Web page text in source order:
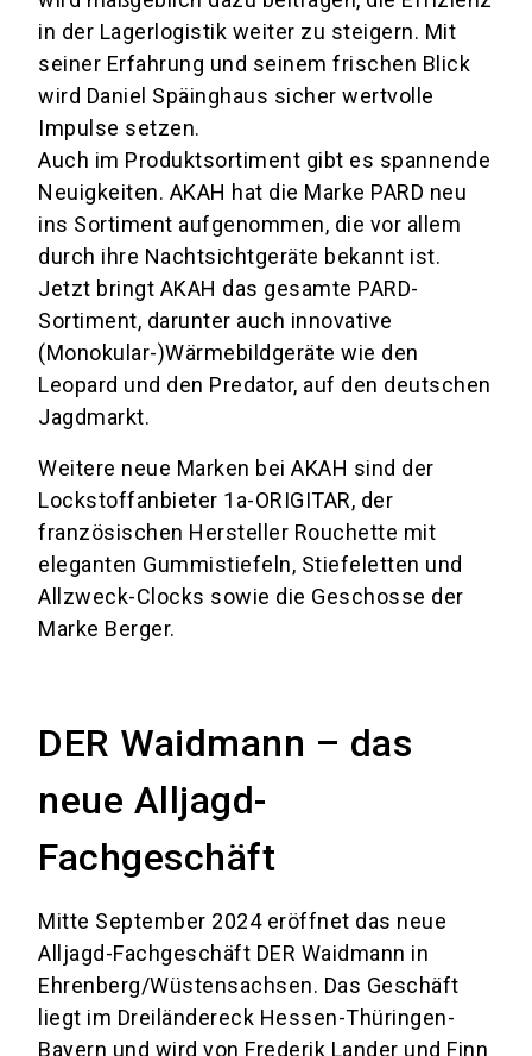
in der Lagerlogistik weiter zu steigern. Mit
seiner Erfahrung und seinem frischen Blick
wird Daniel Späinghaus sicher wertvolle
Impulse setzen.
Auch im Produktsortiment gibt es spannende
Neuigkeiten. AKAH hat die Marke PARD neu
ins Sortiment aufgenommen, die vor allem
durch ihre Nachtsichtgeräte bekannt ist.
Jetzt bringt AKAH das gesamte PARD-
Sortiment, darunter auch innovative
(Monokular-)Wärmebildgeräte wie den
Leopard und den Predator, auf den deutschen
Jagdmarkt.
Weitere neue Marken bei AKAH sind der
Lockstoffanbieter 1a-ORIGITAR, der
französischen Hersteller Rouchette mit
eleganten Gummistiefeln, Stiefeletten und
Allzweck-Clocks sowie die Geschosse der
Marke Berger.
DER Waidmann – das
neue Alljagd-
Fachgeschäft
Mitte September 2024 eröffnet das neue
Alljagd-Fachgeschäft DER Waidmann in
Ehrenberg/Wüstensachsen. Das Geschäft
liegt im Dreiländereck Hessen-Thüringen-
Bayern und wird von Frederik Lander und Finn